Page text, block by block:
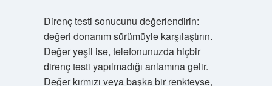
Direnç testi sonucunu değerlendirin:
değeri donanım sürümüyle karşılaştırın.
Değer yeşil ise, telefonunuzda hiçbir
direnç testi yapılmadığı anlamına gelir.
Değer kırmızı veya başka bir renkteyse,